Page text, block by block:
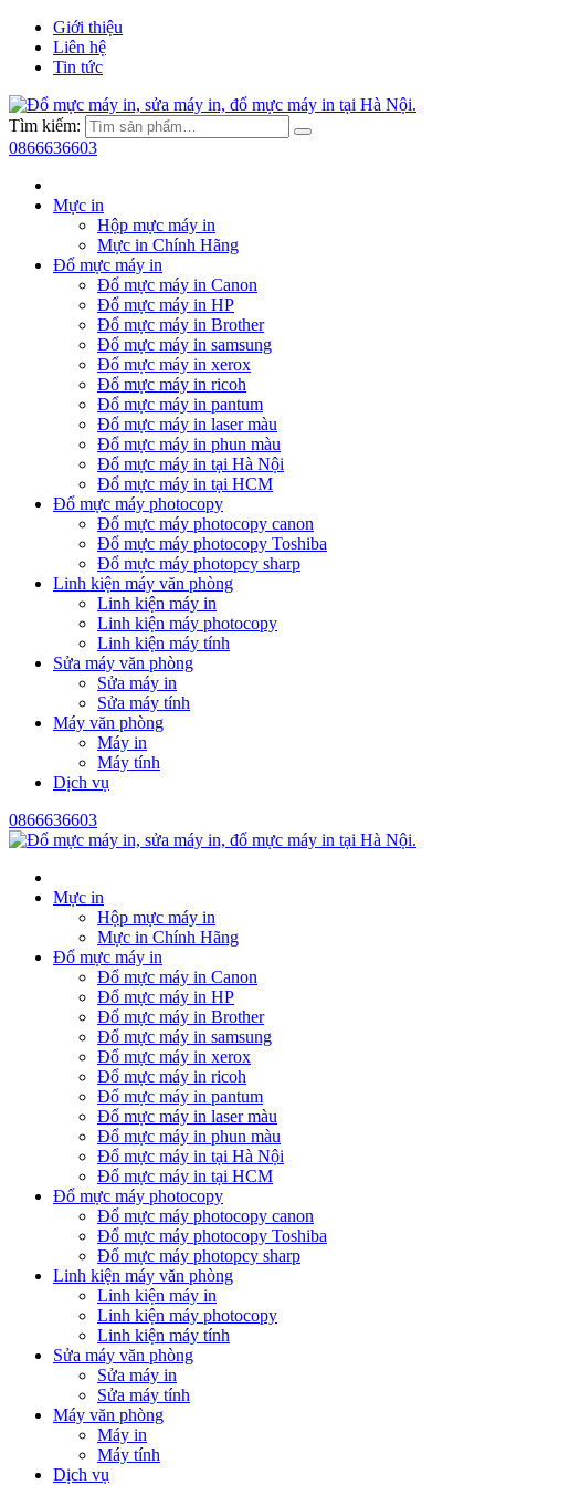
Giới thiệu
Liên hệ
Tin tức
Tìm kiếm:
0866636603
Mực in
Hộp mực máy in
Mực in Chính Hãng
Đổ mực máy in
Đổ mực máy in Canon
Đổ mực máy in HP
Đổ mực máy in Brother
Đổ mực máy in samsung
Đổ mực máy in xerox
Đổ mực máy in ricoh
Đổ mực máy in pantum
Đổ mực máy in laser màu
Đổ mực máy in phun màu
Đổ mực máy in tại Hà Nội
Đổ mực máy in tại HCM
Đổ mực máy photocopy
Đổ mực máy photocopy canon
Đổ mực máy photocopy Toshiba
Đổ mực máy photopcy sharp
Linh kiện máy văn phòng
Linh kiện máy in
Linh kiện máy photocopy
Linh kiện máy tính
Sửa máy văn phòng
Sửa máy in
Sửa máy tính
Máy văn phòng
Máy in
Máy tính
Dịch vụ
0866636603
Mực in
Hộp mực máy in
Mực in Chính Hãng
Đổ mực máy in
Đổ mực máy in Canon
Đổ mực máy in HP
Đổ mực máy in Brother
Đổ mực máy in samsung
Đổ mực máy in xerox
Đổ mực máy in ricoh
Đổ mực máy in pantum
Đổ mực máy in laser màu
Đổ mực máy in phun màu
Đổ mực máy in tại Hà Nội
Đổ mực máy in tại HCM
Đổ mực máy photocopy
Đổ mực máy photocopy canon
Đổ mực máy photocopy Toshiba
Đổ mực máy photopcy sharp
Linh kiện máy văn phòng
Linh kiện máy in
Linh kiện máy photocopy
Linh kiện máy tính
Sửa máy văn phòng
Sửa máy in
Sửa máy tính
Máy văn phòng
Máy in
Máy tính
Dịch vụ